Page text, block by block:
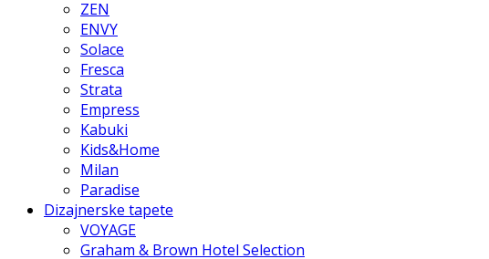
ZEN
ENVY
Solace
Fresca
Strata
Empress
Kabuki
Kids&Home
Milan
Paradise
Dizajnerske tapete
VOYAGE
Graham & Brown Hotel Selection